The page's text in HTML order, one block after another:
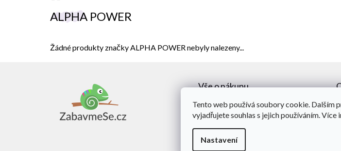
Tento web používá soubory cookie. Dalším
vyjadřujete souhlas s jejich používáním. Více
Nastavení
ALPHA POWER
Žádné produkty značkyALPHA POWERnebyly nalezeny...
Vše o nákupu
Obchodní podmínky
Doprava a platba